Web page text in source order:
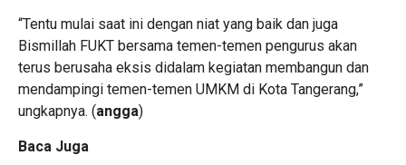
“‎Tentu mulai saat ini dengan niat yang baik dan juga
Bismillah FUKT bersama temen-temen pengurus akan
terus berusaha eksis didalam kegiatan membangun dan
mendampingi temen-temen UMKM di Kota Tangerang,”
ungkapnya. (angga)
Baca Juga